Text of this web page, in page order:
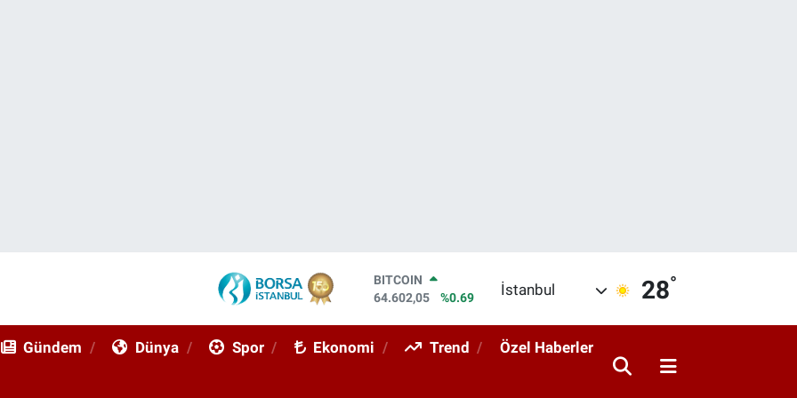
DOLAR
47,5986
%0.06
STERLİN
İstanbul 28°
Gündem Dünya Spor Ekonomi Trend Özel Haberler